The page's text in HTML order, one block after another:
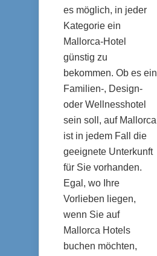
es möglich, in jeder
Kategorie ein
Mallorca-Hotel
günstig zu
bekommen. Ob es ein
Familien-, Design-
oder Wellnesshotel
sein soll, auf Mallorca
ist in jedem Fall die
geeignete Unterkunft
für Sie vorhanden.
Egal, wo Ihre
Vorlieben liegen,
wenn Sie auf
Mallorca Hotels
buchen möchten,